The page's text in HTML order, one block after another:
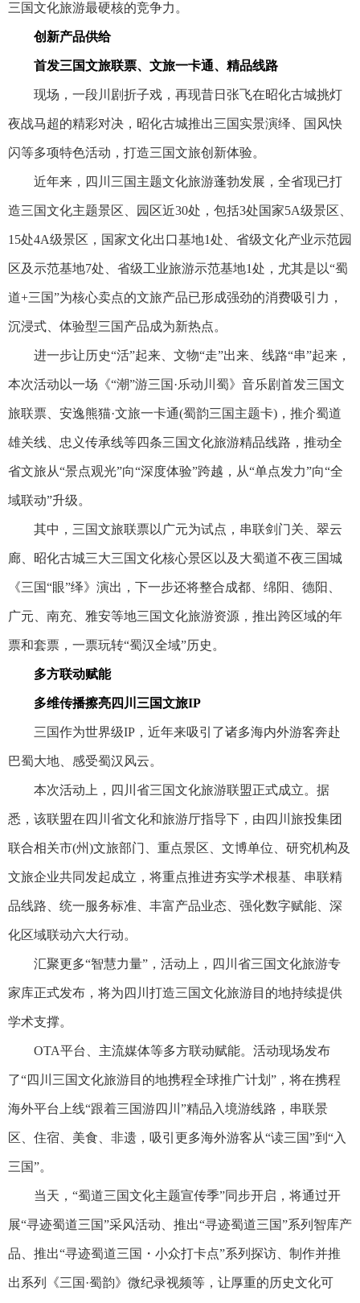
三国文化旅游最硬核的竞争力。
创新产品供给
首发三国文旅联票、文旅一卡通、精品线路
现场，一段川剧折子戏，再现昔日张飞在昭化古城挑灯
夜战马超的精彩对决，昭化古城推出三国实景演绎、国风快
闪等多项特色活动，打造三国文旅创新体验。
近年来，四川三国主题文化旅游蓬勃发展，全省现已打
造三国文化主题景区、园区近30处，包括3处国家5A级景区、
15处4A级景区，国家文化出口基地1处、省级文化产业示范园
区及示范基地7处、省级工业旅游示范基地1处，尤其是以“蜀
道+三国”为核心卖点的文旅产品已形成强劲的消费吸引力，
沉浸式、体验型三国产品成为新热点。
进一步让历史“活”起来、文物“走”出来、线路“串”起来，
本次活动以一场《“潮”游三国·乐动川蜀》音乐剧首发三国文
旅联票、安逸熊猫·文旅一卡通(蜀韵三国主题卡)，推介蜀道
雄关线、忠义传承线等四条三国文化旅游精品线路，推动全
省文旅从“景点观光”向“深度体验”跨越，从“单点发力”向“全
域联动”升级。
其中，三国文旅联票以广元为试点，串联剑门关、翠云
廊、昭化古城三大三国文化核心景区以及大蜀道不夜三国城
《三国“眼”绎》演出，下一步还将整合成都、绵阳、德阳、
广元、南充、雅安等地三国文化旅游资源，推出跨区域的年
票和套票，一票玩转“蜀汉全域”历史。
多方联动赋能
多维传播擦亮四川三国文旅IP
三国作为世界级IP，近年来吸引了诸多海内外游客奔赴
巴蜀大地、感受蜀汉风云。
本次活动上，四川省三国文化旅游联盟正式成立。据
悉，该联盟在四川省文化和旅游厅指导下，由四川旅投集团
联合相关市(州)文旅部门、重点景区、文博单位、研究机构及
文旅企业共同发起成立，将重点推进夯实学术根基、串联精
品线路、统一服务标准、丰富产品业态、强化数字赋能、深
化区域联动六大行动。
汇聚更多“智慧力量”，活动上，四川省三国文化旅游专
家库正式发布，将为四川打造三国文化旅游目的地持续提供
学术支撑。
OTA平台、主流媒体等多方联动赋能。活动现场发布
了“四川三国文化旅游目的地携程全球推广计划”，将在携程
海外平台上线“跟着三国游四川”精品入境游线路，串联景
区、住宿、美食、非遗，吸引更多海外游客从“读三国”到“入
三国”。
当天，“蜀道三国文化主题宣传季”同步开启，将通过开
展“寻迹蜀道三国”采风活动、推出“寻迹蜀道三国”系列智库产
品、推出“寻迹蜀道三国・小众打卡点”系列探访、制作并推
出系列《三国·蜀韵》微纪录视频等，让厚重的历史文化可